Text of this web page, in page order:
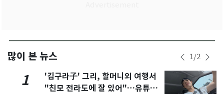
많이 본 뉴스 1/2
1
'김구라子' 그리, 할머니외 여행서
"친모 전라도에 잘 있어"…유튜브